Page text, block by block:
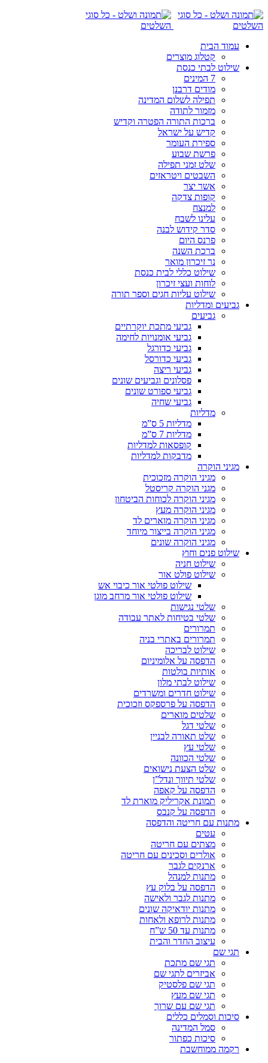
עמוד הבית
קטלוג מוצרים
שילוט לבתי כנסת
7 המינים
מודים דרבנן
תפילה לשלום המדינה
מזמור לתודה
ברכות התורה הפטרה וקדיש
קדיש על ישראל
ספירת העומר
פרשת שבוע
שלט זמני תפילה
השבטים ויטראזים
אשר יצר
קופות צדקה
למנצח
עלינו לשבח
סדר קידוש לבנה
פרנס היום
ברכת השנה
נר זיכרון מואר
שילוט כללי לבית כנסת
לוחות ועצי זיכרון
שילוט עליות חגים וספר תורה
גביעים ומדליות
גביעים
גביעי מתכת יוקרתיים
גביעי אומנויות לחימה
גביעי כדורגל
גביעי כדורסל
גביעי ריצה
פסלונים וגביעים שונים
גביעי ספורט שונים
גביעי שחיה
מדליות
מדליות 5 ס”מ
מדליות 7 ס”מ
קופסאות למדליות
מדבקות למדליות
מגיני הוקרה
מגיני הוקרה מזכוכית
מגני הוקרה קריסטל
מגיני הוקרה לכוחות הביטחון
מגיני הוקרה מעץ
מגיני הוקרה מוארים לד
מגיני הוקרה בייצור מיוחד
מגיני הוקרה שונים
שילוט פנים וחוץ
שילוט חניה
שילוט פולט אור
שילוט פולטי אור כיבוי אש
שילוט פולטי אור מרחב מוגן
שלטי נגישות
שלטי בטיחות לאתר עבודה
תמרורים
תמרורים באתרי בניה
שילוט לבריכה
הדפסה על אלומיניום
אותיות בולטות
שילוט לבתי מלון
שילוט חדרים ומשרדים
הדפסה על פרספקס וזכוכית
שלטים מוארים
שלטי דגל
שלט תאורה לבניין
שלטי עץ
שלטי הכוונה
שלט הצעת נישואים
שלטי תיווך ונדל”ן
הדפסה על קאפה
תמונת אקריליק מוארת לד
הדפסה על קנבס
מתנות עם חריטה והדפסה
עטים
מצתים עם חריטה
אולרים וסכינים עם חריטה
ארנקים לגבר
מתנות למנהל
הדפסה על בלוק עץ
מתנות לגבר ולאישה
מתנות יודאיקה שונים
מתנות לרופא ולאחות
מתנות עד 50 ש”ח
עיצוב החדר והבית
תגי שם
תגי שם מתכת
אביזרים לתגי שם
תגי שם פלסטיק
תגי שם מעץ
תגי שם עם שרוך
סיכות וסמלים כללים
סמל המדינה
סיכות כפתור
רקמה ממוחשבת